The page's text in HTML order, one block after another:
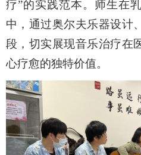
疗”的实践范本。师生在
中，通过奥尔夫乐器设计
段，切实展现音乐治疗在
心疗愈的独特价值。